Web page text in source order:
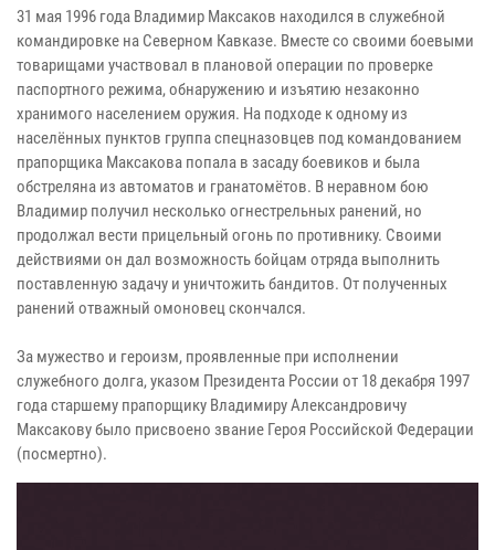
31 мая 1996 года Владимир Максаков находился в служебной
командировке на Северном Кавказе. Вместе со своими боевыми
товарищами участвовал в плановой операции по проверке
паспортного режима, обнаружению и изъятию незаконно
хранимого населением оружия. На подходе к одному из
населённых пунктов группа спецназовцев под командованием
прапорщика Максакова попала в засаду боевиков и была
обстреляна из автоматов и гранатомётов. В неравном бою
Владимир получил несколько огнестрельных ранений, но
продолжал вести прицельный огонь по противнику. Своими
действиями он дал возможность бойцам отряда выполнить
поставленную задачу и уничтожить бандитов. От полученных
ранений отважный омоновец скончался.
За мужество и героизм, проявленные при исполнении
служебного долга, указом Президента России от 18 декабря 1997
года старшему прапорщику Владимиру Александровичу
Максакову было присвоено звание Героя Российской Федерации
(посмертно).